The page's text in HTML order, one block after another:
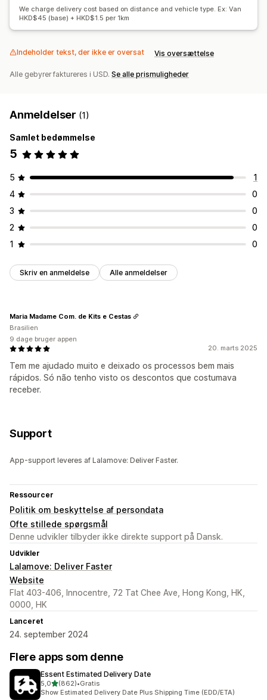
SMS-notifikationer Leveringskort
Estimerede leveringstidspunkter
Sporingssider Ruteoptimering
We charge delivery cost based on distance and vehicle type. Ex: Van
HKD$45 (base) + HKD$1.5 per 1km
Indeholder tekst, der ikke er oversat Vis oversættelse
Alle gebyrer faktureres i USD. Se alle prismuligheder
Anmeldelser (1)
Samlet bedømmelse
5
5
1
4
0
3
0
2
0
1
0
Skriv en anmeldelse Alle anmeldelser
20. marts 2025
Tem me ajudado muito e deixado os processos bem mais
rápidos. Só não tenho visto os descontos que costumava
receber.
Maria Madame Com. de Kits e Cestas
Brasilien
9 dage bruger appen
Support
App-support leveres af Lalamove: Deliver Faster.
Ressourcer
Politik om beskyttelse af persondata
Ofte stillede spørgsmål
Denne udvikler tilbyder ikke direkte support på Dansk.
Udvikler
Lalamove: Deliver Faster
Website
Flat 403-406, Innocentre, 72 Tat Chee Ave, Hong Kong, HK,
0000, HK
Lanceret
24. september 2024
Flere apps som denne
Essent Estimated Delivery Date
5,0ud af 5 stjerner
(862)
862 anmeldelser i alt
•Gratis
Show Estimated Delivery Date Plus Shipping Time (EDD/ETA)